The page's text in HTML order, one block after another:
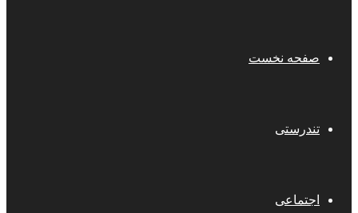
صفحه نخست
تندرستی
اجتماعی